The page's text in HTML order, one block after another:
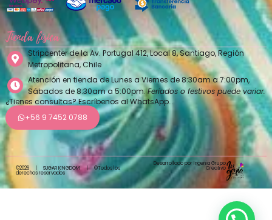
Tienda física
Stripcenter de la Av. Portugal 412, Local 8, Santiago, Región
Metropolitana, Chile
Atención en tienda de Lunes a Viernes de 8:30am a 7:00pm,
Sábados de 8:30am a 5:00pm.Feriados o festivos puede variar.
¿Tienes consultas? Escríbenos al WhatsApp…
+56 9 7452 0788
©2026 SUGAR KINGDOM | ©Todos los
derechos reservados
Desarrollado por Ingenia Grupo
Creativo